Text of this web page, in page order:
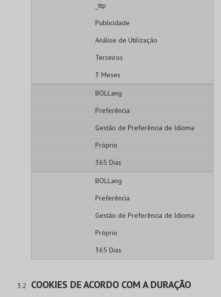
_ttp
Publicidade
Análise de Utilização
Terceiros
3 Meses
BOLLang
Preferência
Gestão de Preferência de Idioma
Próprio
365 Dias
BOLLang
Preferência
Gestão de Preferência de Idioma
Próprio
365 Dias
COOKIES DE ACORDO COM A DURAÇÃO